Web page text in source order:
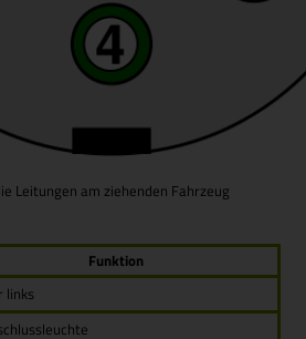
Leitungen am ziehenden Fahrzeug
Funktion
links